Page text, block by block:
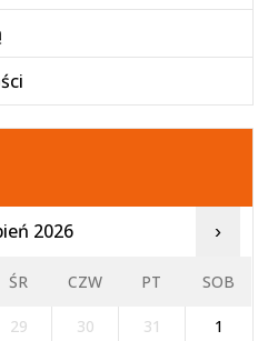
2026 ›
ŚR CZW PT SOB
29 30 31
1